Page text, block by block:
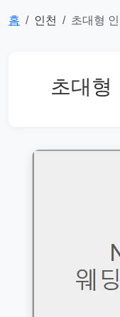
홈 인천 초대형
초대형